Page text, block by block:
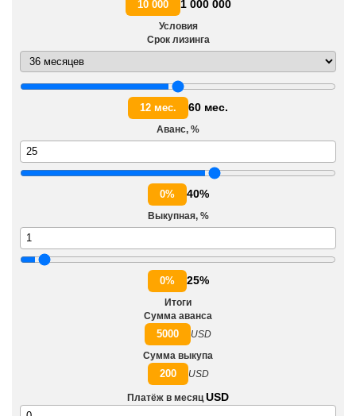
10 000 1 000 000
Условия
Срок лизинга
12 мес. 60 мес.
Аванс, %
0% 40%
Выкупная, %
0% 25%
Итоги
Сумма аванса
5000
USD
Сумма выкупа
200 USD
Платёж в месяц USD